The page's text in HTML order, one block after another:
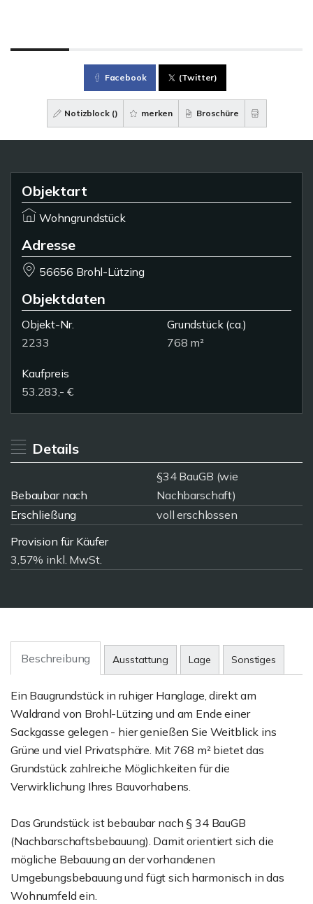
Facebook (Twitter)
Notizblock () merken Broschüre
Objektart
Wohngrundstück
Adresse
56656 Brohl-Lützing
Objektdaten
Objekt-Nr.
2233
Grundstück(ca.)
768 m²
Kaufpreis
53.283,- €
Details
Bebaubar nach
§34 BauGB (wie
Nachbarschaft)
Erschließung
voll erschlossen
Provision für Käufer
3,57% inkl. MwSt.
Beschreibung Ausstattung Lage Sonstiges
Ein Baugrundstück in ruhiger Hanglage, direkt am
Waldrand von Brohl-Lützing und am Ende einer
Sackgasse gelegen - hier genießen Sie Weitblick ins
Grüne und viel Privatsphäre. Mit 768 m² bietet das
Grundstück zahlreiche Möglichkeiten für die
Verwirklichung Ihres Bauvorhabens.
Das Grundstück ist bebaubar nach § 34 BauGB
(Nachbarschaftsbebauung). Damit orientiert sich die
mögliche Bebauung an der vorhandenen
Umgebungsbebauung und fügt sich harmonisch in das
Wohnumfeld ein.